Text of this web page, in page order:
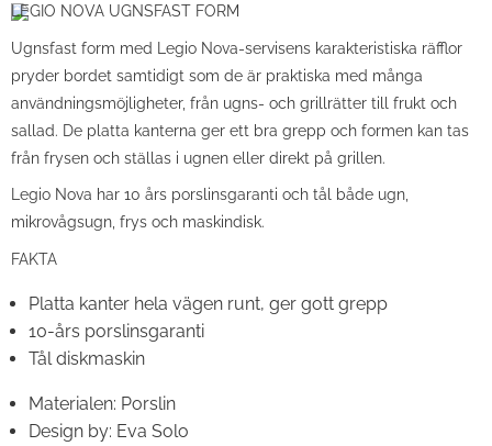
LEGIO NOVA UGNSFAST FORM
Ugnsfast form med Legio Nova-servisens karakteristiska räfflor
pryder bordet samtidigt som de är praktiska med många
användningsmöjligheter, från ugns- och grillrätter till frukt och
sallad. De platta kanterna ger ett bra grepp och formen kan tas
från frysen och ställas i ugnen eller direkt på grillen.
Legio Nova har 10 års porslinsgaranti och tål både ugn,
mikrovågsugn, frys och maskindisk.
FAKTA
Platta kanter hela vägen runt, ger gott grepp
10-års porslinsgaranti
Tål diskmaskin
Materialen: Porslin
Design by: Eva Solo